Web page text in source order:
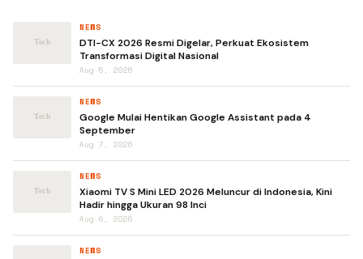
NEWS
DTI-CX 2026 Resmi Digelar, Perkuat Ekosistem
Transformasi Digital Nasional
Aug 5, 2026
NEWS
Google Mulai Hentikan Google Assistant pada 4
September
Aug 7, 2026
NEWS
Xiaomi TV S Mini LED 2026 Meluncur di Indonesia, Kini
Hadir hingga Ukuran 98 Inci
Aug 6, 2026
NEWS